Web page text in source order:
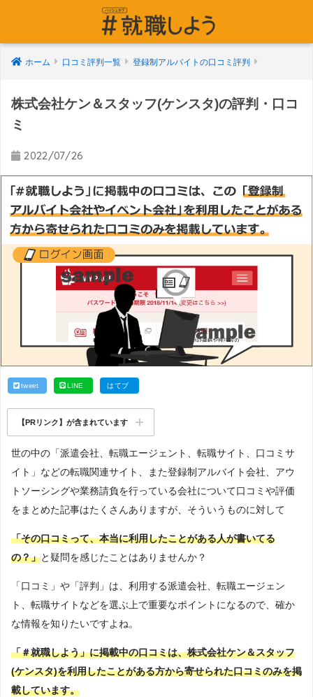
ホーム 口コミ評判一覧 登録制アルバイトの口コミ評判
株式会社ケン＆スタッフ(ケンスタ)の評判・口コ
ミ
2022/07/26
tweet LINE はてブ
【PRリンク】が含まれています
世の中の「派遣会社、転職エージェント、転職サイト、口コミサ
イト」などの転職関連サイト、また登録制アルバイト会社、アウ
トソーシングや業務請負を行っている会社について口コミや評価
をまとめた記事はたくさんありますが、そういうものに対して
「その口コミって、本当に利用したことがある人が書いてる
の？」と疑問を感じたことはありませんか？
「口コミ」や「評判」は、利用する派遣会社、転職エージェン
ト、転職サイトなどを選ぶ上で重要なポイントになるので、確か
な情報を知りたいですよね。
「＃就職しよう」に掲載中の口コミは、株式会社ケン＆スタッフ
(ケンスタ)を利用したことがある方から寄せられた口コミのみを掲
載しています。